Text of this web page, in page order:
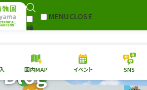
検
MENUCLOSE
本日の開園情報 チケ
園内MAP イベント SNS